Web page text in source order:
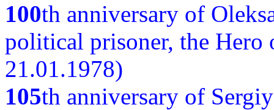
100th anniversary of
political prisoner, the
21.01.1978)
105th anniversary of